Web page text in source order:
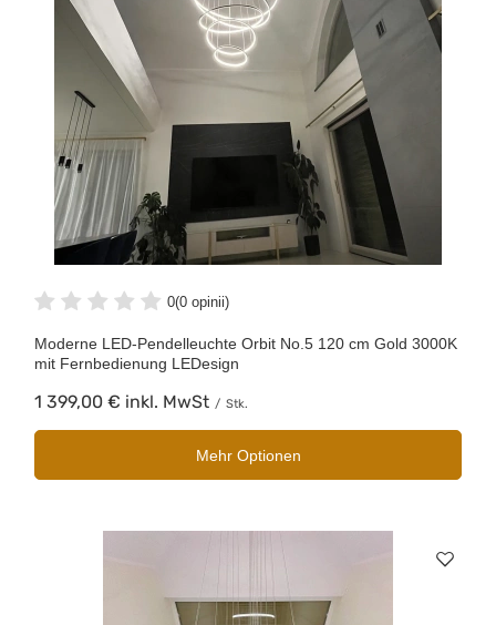
0(0 opinii)
Moderne LED-Pendelleuchte Orbit No.5 120 cm Gold 3000K
mit Fernbedienung LEDesign
1 399,00 € inkl. MwSt / Stk.
Mehr Optionen